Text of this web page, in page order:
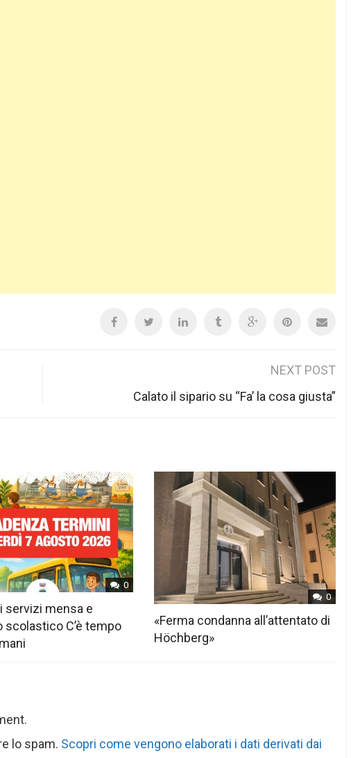
NEXT POST
Calato il sipario su “Fa’ la cosa giusta”
0
servizi mensa e
scolastico C’è tempo
0
«Ferma condanna all’attentato di
Höchberg»
lo spam. Scopri come vengono elaborati i dati derivati dai